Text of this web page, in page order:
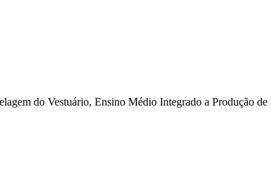
do Vestuário, Ensino Médio Integrado a Produção